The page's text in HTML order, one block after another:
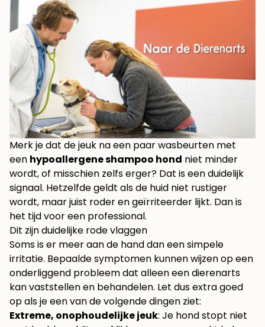
Merk je dat de jeuk na een paar wasbeurten met
een hypoallergene shampoo hond niet minder
wordt, of misschien zelfs erger? Dat is een duidelijk
signaal. Hetzelfde geldt als de huid niet rustiger
wordt, maar juist roder en geïrriteerder lijkt. Dan is
het tijd voor een professional.
Dit zijn duidelijke rode vlaggen
Soms is er meer aan de hand dan een simpele
irritatie. Bepaalde symptomen kunnen wijzen op een
onderliggend probleem dat alleen een dierenarts
kan vaststellen en behandelen. Let dus extra goed
op als je een van de volgende dingen ziet:
Extreme, onophoudelijke jeuk: Je hond stopt niet